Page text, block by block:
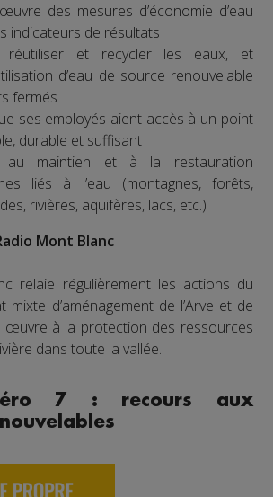
des mesures d’économie d’eau
indicateurs de résultats
réutiliser et recycler les eaux, et
d’eau de source renouvelable
fermés
ses employés aient accès à un point
durable et suffisant
au maintien et à la restauration
liés à l’eau (montagnes, forêts,
rivières, aquifères, lacs, etc.)
Mont Blanc
relaie régulièrement les actions du
mixte d’aménagement de l’Arve et de
œuvre à la protection des ressources
dans toute la vallée.
7 : recours aux